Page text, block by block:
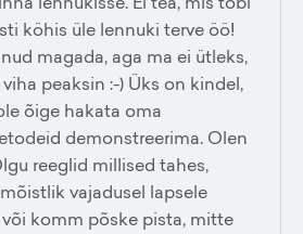
köhis üle lennuki terve öö!
magada, aga ma ei ütleks,
peaksin :-) Üks on kindel,
õige hakata oma
demonstreerima. Olen
reeglid millised tahes,
vajadusel lapsele
komm põske pista, mitte